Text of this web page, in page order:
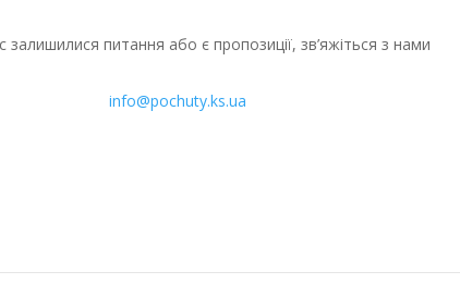
залишилися питання або є пропозиції, зв’яжіться з нами
info@pochuty.ks.ua